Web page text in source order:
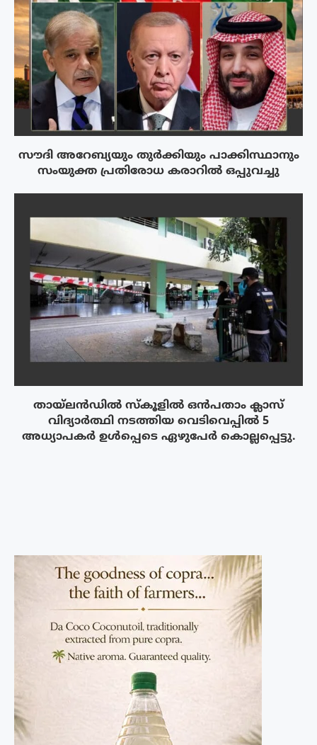
സൗദി അറേബ്യയും തുർക്കിയും പാക്കിസ്ഥാനും
സംയുക്ത പ്രതിരോധ കരാറിൽ ഒപ്പുവച്ചു
തായ്‌ലൻഡിൽ സ്കൂളിൽ ഒൻപതാം ക്ലാസ്
വിദ്യാർത്ഥി നടത്തിയ വെടിവെപ്പിൽ 5
അധ്യാപകർ ഉൾപ്പെടെ ഏഴുപേർ കൊല്ലപ്പെട്ടു.